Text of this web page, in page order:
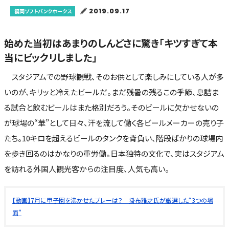
福岡ソフトバンクホークス 2019.09.17
始めた当初はあまりのしんどさに驚き「キツすぎて本
当にビックリしました」
スタジアムでの野球観戦、そのお供として楽しみにしている人が多
いのが、キリッと冷えたビールだ。まだ残暑の残るこの季節、息詰ま
る試合と飲むビールはまた格別だろう。そのビールに欠かせないの
が球場の“華”として日々、汗を流して働く各ビールメーカーの売り子
たち。10キロを超えるビールのタンクを背負い、階段ばかりの球場内
を歩き回るのはかなりの重労働。日本独特の文化で、実はスタジアム
を訪れる外国人観光客からの注目度、人気も高い。
【動画】7月に甲子園を沸かせたプレーは？ 掛布雅之氏が厳選した“3つの場
面”